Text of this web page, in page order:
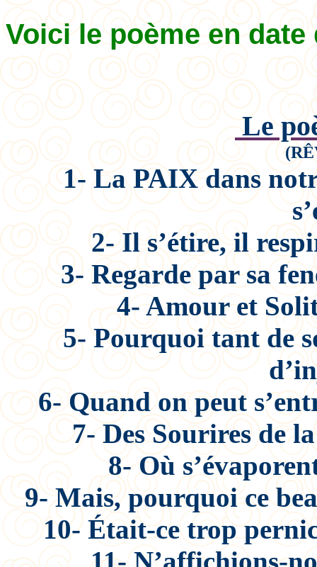
Voici le poème en date
Le
1- La PAIX dans
2- Il s’étire, il
3- Regarde par sa
4- Amour et
5- Pourquoi tant de
6- Quand on peut
7- Des Sourires de
8- Où
9- Mais, pourquoi ce
10- Était-ce trop